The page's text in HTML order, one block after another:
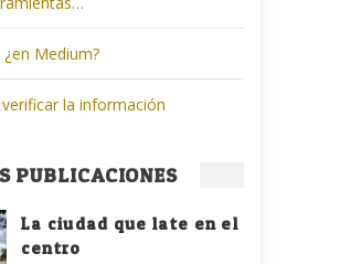
Medium?
la información
PUBLICACIONES
La ciudad que late en el
centro